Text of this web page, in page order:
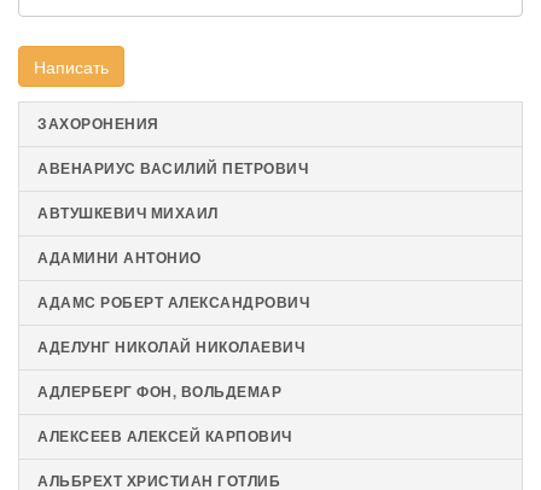
Написать
ЗАХОРОНЕНИЯ
АВЕНАРИУС ВАСИЛИЙ ПЕТРОВИЧ
АВТУШКЕВИЧ МИХАИЛ
АДАМИНИ АНТОНИО
АДАМС РОБЕРТ АЛЕКСАНДРОВИЧ
АДЕЛУНГ НИКОЛАЙ НИКОЛАЕВИЧ
АДЛЕРБЕРГ ФОН, ВОЛЬДЕМАР
АЛЕКСЕЕВ АЛЕКСЕЙ КАРПОВИЧ
АЛЬБРЕХТ ХРИСТИАН ГОТЛИБ